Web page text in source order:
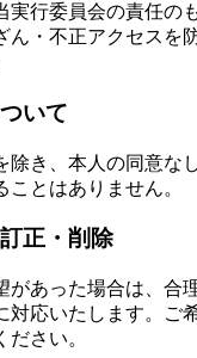
実行委員会の責任の
ん・不正アクセスを
いて
除き、本人の同意な
とはありません。
正・削除
があった場合は、合
対応いたします。ご
さい。